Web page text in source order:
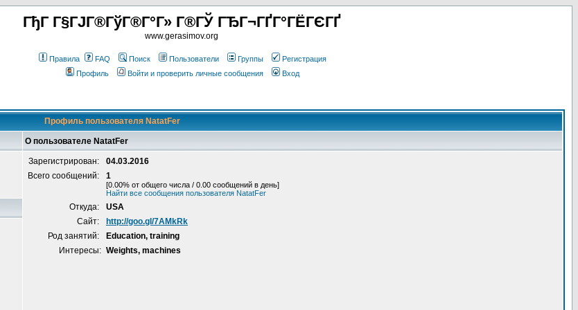
ГђГ Г§ГЈГ®ГўГ®Г°Г» Г®ГЎ ГЂГ¬ГҐГ°ГЁГЄГҐ
www.gerasimov.org
Правила FAQ Поиск Пользователи Группы
Регистрация
Профиль
Войти и проверить личные сообщения Вход
Профиль пользователя NatatFer
О пользователе NatatFer
Зарегистрирован:
04.03.2016
Всего сообщений:
1
[0.00% от общего числа / 0.00 сообщений в день]
Найти все сообщения пользователя NatatFer
Откуда:
USA
Сайт:
http://goo.gl/7AMkRk
Род занятий:
Education, training
Интересы: Weights, machines